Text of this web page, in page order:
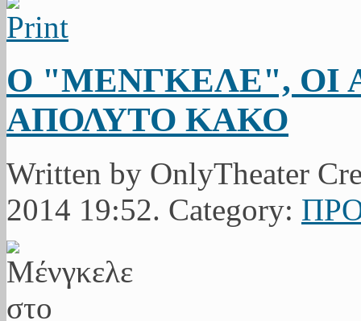
Ο "ΜΕΝΓΚΕΛΕ", ΟΙ
ΑΠΟΛΥΤΟ ΚΑΚΟ
Written by OnlyTheater
2014 19:52. Category: